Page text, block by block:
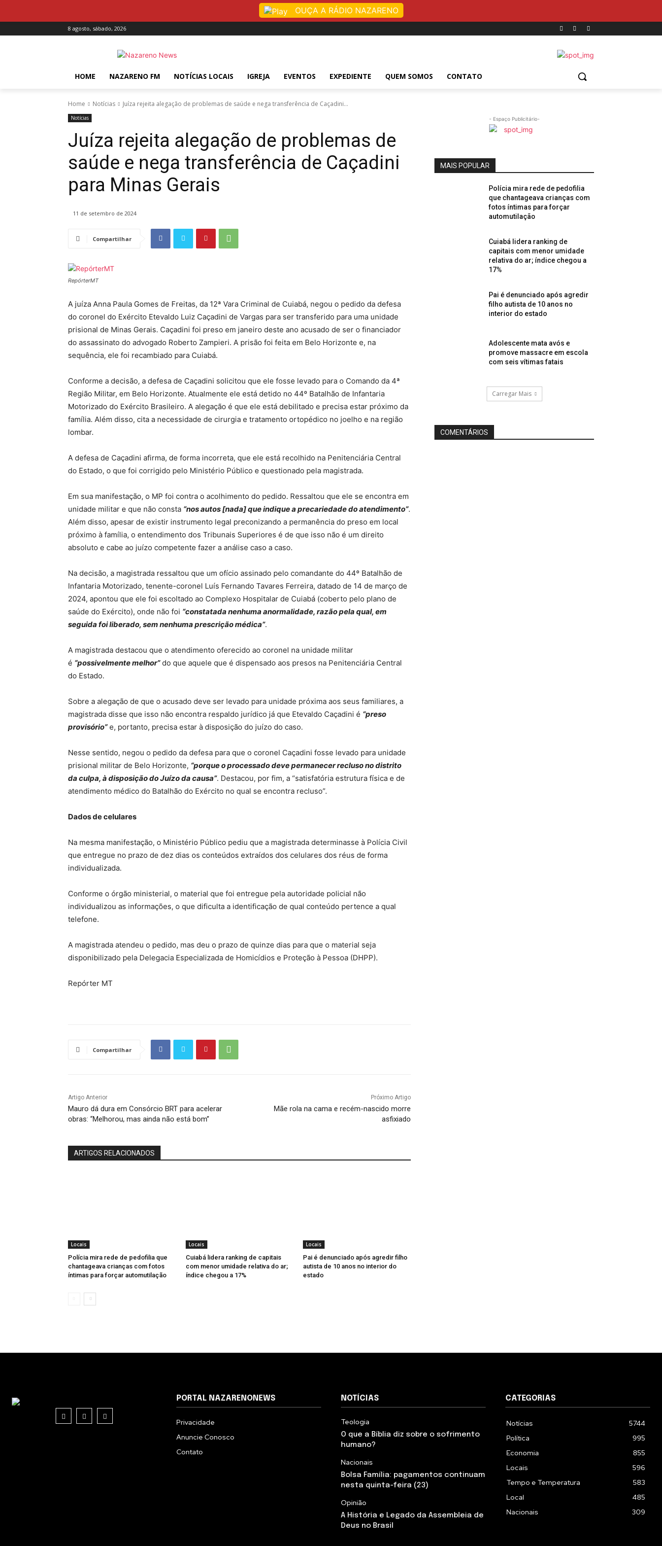
8 agosto, sábado, 2026
HOME NAZARENO FM NOTÍCIAS LOCAIS IGREJA EVENTOS EXPEDIENTE QUEM SOMOS CONTATO
Home Notícias Juíza rejeita alegação de problemas de saúde e nega transferência de Caçadini...
Notícias
Juíza rejeita alegação de problemas de
saúde e nega transferência de Caçadini
para Minas Gerais
11 de setembro de 2024
Compartilhar
RepórterMT
A juíza Anna Paula Gomes de Freitas, da 12ª Vara Criminal de Cuiabá, negou o pedido da defesa
do coronel do Exército Etevaldo Luiz Caçadini de Vargas para ser transferido para uma unidade
prisional de Minas Gerais. Caçadini foi preso em janeiro deste ano acusado de ser o financiador
do assassinato do advogado Roberto Zampieri. A prisão foi feita em Belo Horizonte e, na
sequência, ele foi recambiado para Cuiabá.
Conforme a decisão, a defesa de Caçadini solicitou que ele fosse levado para o Comando da 4ª
Região Militar, em Belo Horizonte. Atualmente ele está detido no 44º Batalhão de Infantaria
Motorizado do Exército Brasileiro. A alegação é que ele está debilitado e precisa estar próximo da
família. Além disso, cita a necessidade de cirurgia e tratamento ortopédico no joelho e na região
lombar.
A defesa de Caçadini afirma, de forma incorreta, que ele está recolhido na Penitenciária Central
do Estado, o que foi corrigido pelo Ministério Público e questionado pela magistrada.
Em sua manifestação, o MP foi contra o acolhimento do pedido. Ressaltou que ele se encontra em
unidade militar e que não consta “nos autos [nada] que indique a precariedade do atendimento”.
Além disso, apesar de existir instrumento legal preconizando a permanência do preso em local
próximo à família, o entendimento dos Tribunais Superiores é de que isso não é um direito
absoluto e cabe ao juízo competente fazer a análise caso a caso.
Na decisão, a magistrada ressaltou que um ofício assinado pelo comandante do 44º Batalhão de
Infantaria Motorizado, tenente-coronel Luís Fernando Tavares Ferreira, datado de 14 de março de
2024, apontou que ele foi escoltado ao Complexo Hospitalar de Cuiabá (coberto pelo plano de
saúde do Exército), onde não foi “constatada nenhuma anormalidade, razão pela qual, em
seguida foi liberado, sem nenhuma prescrição médica”.
A magistrada destacou que o atendimento oferecido ao coronel na unidade militar
é “possivelmente melhor”do que aquele que é dispensado aos presos na Penitenciária Central
do Estado.
Sobre a alegação de que o acusado deve ser levado para unidade próxima aos seus familiares, a
magistrada disse que isso não encontra respaldo jurídico já que Etevaldo Caçadini é “preso
provisório”e, portanto, precisa estar à disposição do juízo do caso.
Nesse sentido, negou o pedido da defesa para que o coronel Caçadini fosse levado para unidade
prisional militar de Belo Horizonte, “porque o processado deve permanecer recluso no distrito
da culpa, à disposição do Juízo da causa”. Destacou, por fim, a “satisfatória estrutura física e de
atendimento médico do Batalhão do Exército no qual se encontra recluso”.
Dados de celulares
Na mesma manifestação, o Ministério Público pediu que a magistrada determinasse à Polícia Civil
que entregue no prazo de dez dias os conteúdos extraídos dos celulares dos réus de forma
individualizada.
Conforme o órgão ministerial, o material que foi entregue pela autoridade policial não
individualizou as informações, o que dificulta a identificação de qual conteúdo pertence a qual
telefone.
A magistrada atendeu o pedido, mas deu o prazo de quinze dias para que o material seja
disponibilizado pela Delegacia Especializada de Homicídios e Proteção à Pessoa (DHPP).
Repórter MT
Compartilhar
Artigo Anterior
Mauro dá dura em Consórcio BRT para acelerar
obras: “Melhorou, mas ainda não está bom”
Próximo Artigo
Mãe rola na cama e recém-nascido morre
asfixiado
ARTIGOS RELACIONADOS
Locais
Polícia mira rede de pedofilia que
chantageava crianças com fotos
íntimas para forçar automutilação
Locais
Cuiabá lidera ranking de capitais
com menor umidade relativa do ar;
índice chegou a 17%
Locais
Pai é denunciado após agredir filho
autista de 10 anos no interior do
estado
- Espaço Publicitário-
MAIS POPULAR
Polícia mira rede de pedofilia
que chantageava crianças com
fotos íntimas para forçar
automutilação
Cuiabá lidera ranking de
capitais com menor umidade
relativa do ar; índice chegou a
17%
Pai é denunciado após agredir
filho autista de 10 anos no
interior do estado
Adolescente mata avós e
promove massacre em escola
com seis vítimas fatais
Carregar Mais
COMENTÁRIOS
PORTAL NAZARENONEWS
Privacidade
Anuncie Conosco
Contato
NOTÍCIAS
Teologia
O que a Bíblia diz sobre o sofrimento
humano?
Nacionais
Bolsa Família: pagamentos continuam
nesta quinta-feira (23)
Opinião
A História e Legado da Assembleia de
Deus no Brasil
CATEGORIAS
Notícias
5744
Política
995
Economia
855
Locais
596
Tempo e Temperatura
583
Local
485
Nacionais
309
OUÇA A RÁDIO NAZARENO